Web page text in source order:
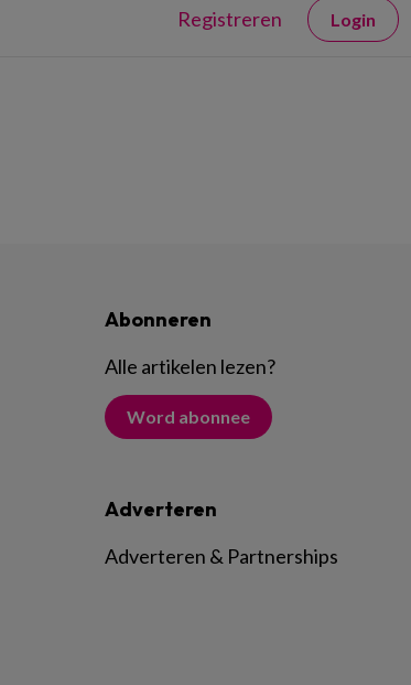
Registreren Login
Abonneren
Alle artikelen lezen?
Word abonnee
Adverteren
Adverteren & Partnerships